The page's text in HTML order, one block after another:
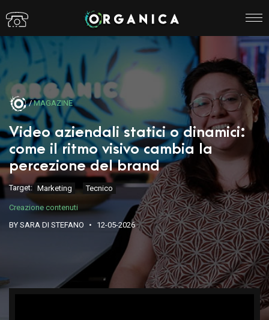
/MAGAZINE
Video aziendali statici o dinamici:
come il ritmo visivo cambia la
percezione del brand
Target: Marketing Tecnico
Creazione contenuti
BY SARA DI STEFANO
12-05-2026